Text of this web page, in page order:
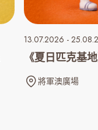
13.07.2026 -
《夏日匹克基
將軍澳廣場